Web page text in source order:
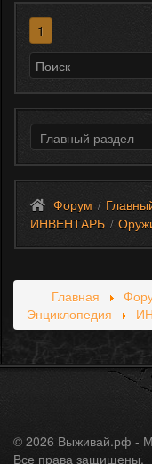
1
Форум /
ИНВЕНТАРЬ /
Главная
Энциклопедия
© 2026 Выживай.рф -
Все права защищены.